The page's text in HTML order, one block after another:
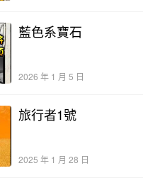
藍色系寶石
2026 年 1 月 5 日
旅行者1號
2025 年 1 月 28 日